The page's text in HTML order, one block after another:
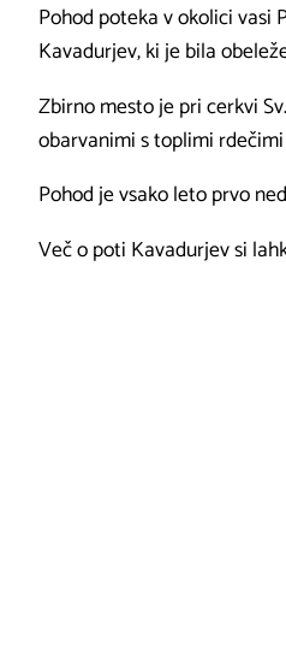
Pohod poteka v okolici vasi
Kavadurjev, ki je bila
Zbirno mesto je pri cerkvi
obarvanimi s toplimi
Pohod je vsako leto prvo
Več o poti Kavadurjev si